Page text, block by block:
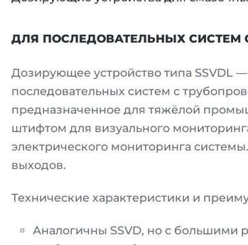
ДЛЯ ПОСЛЕДОВАТЕЛЬНЫХ СИСТЕМ
Дозирующее устройство типа SSVDL
последовательных систем с
предназначенное для тяжёлой
штифтом для визуального
электрического мониторинга
выходов.
Технические характеристики и
Аналогичны SSVD, но с большими